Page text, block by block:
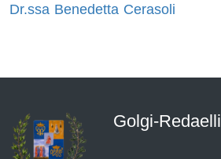
Dr.ssa Benedetta Cerasoli
Golgi-Redaelli